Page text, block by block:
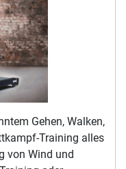
Gehen, Walken,
Training alles
von Wind und